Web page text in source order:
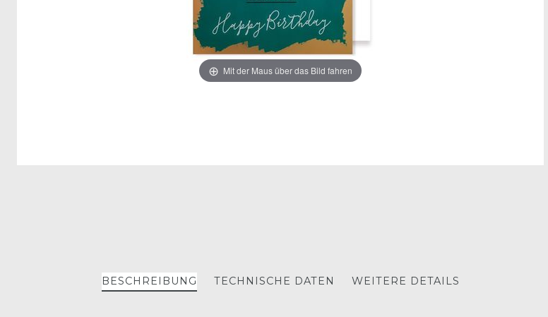
Mit der Maus über das Bild fahren
BESCHREIBUNG TECHNISCHE DATEN WEITERE DETAILS